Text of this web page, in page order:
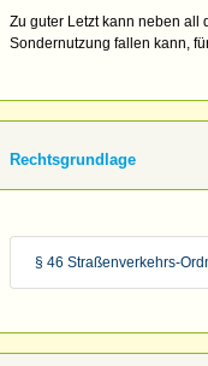
Zu guter Letzt kann neben all
Sondernutzung fallen kann,
Rechtsgrundlage
§ 46 Straßenverkehrs-